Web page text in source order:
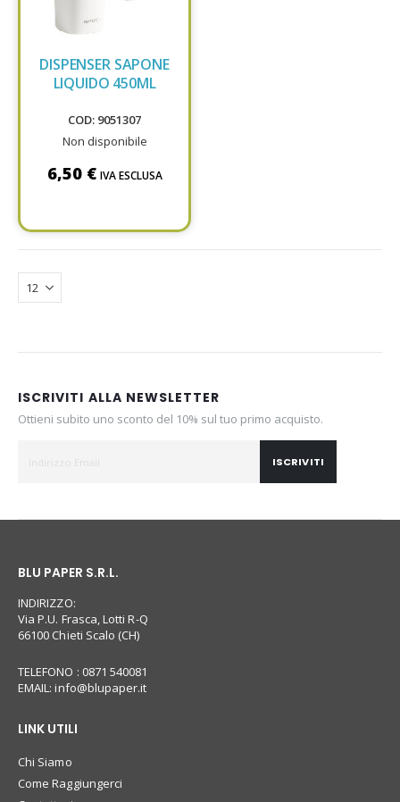
DISPENSER SAPONE
LIQUIDO 450ML
COD: 9051307
Non disponibile
6,50 € IVA ESCLUSA
ISCRIVITI ALLA NEWSLETTER
Ottieni subito uno sconto del 10% sul tuo primo acquisto.
ISCRIVITI
BLU PAPER S.R.L.
INDIRIZZO:
Via P.U. Frasca, Lotti R-Q
66100 Chieti Scalo (CH)
TELEFONO : 0871 540081
EMAIL:info@blupaper.it
LINK UTILI
Chi Siamo
Come Raggiungerci